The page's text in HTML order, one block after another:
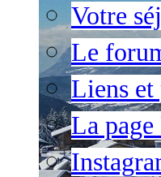
Votre
Le
Liens et
La page